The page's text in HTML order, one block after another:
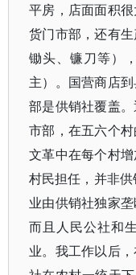
平房，店面面积
货门市部，还有
锄头、镰刀等）
主）。国营商店
部是供销社覆盖
市部，在五六个
文革中在每个村
村民担任，并非
业由供销社独家
而且人民公社和
业。我工作以后